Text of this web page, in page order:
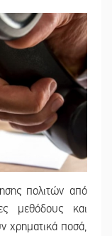
πολιτών από
μεθόδους και
χρηματικά ποσά,